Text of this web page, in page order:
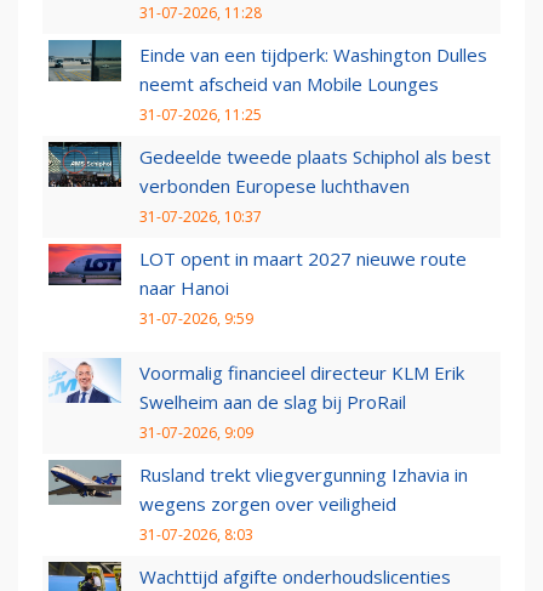
31-07-2026, 11:28
Einde van een tijdperk: Washington Dulles
neemt afscheid van Mobile Lounges
31-07-2026, 11:25
Gedeelde tweede plaats Schiphol als best
verbonden Europese luchthaven
31-07-2026, 10:37
LOT opent in maart 2027 nieuwe route
naar Hanoi
31-07-2026, 9:59
Voormalig financieel directeur KLM Erik
Swelheim aan de slag bij ProRail
31-07-2026, 9:09
Rusland trekt vliegvergunning Izhavia in
wegens zorgen over veiligheid
31-07-2026, 8:03
Wachttijd afgifte onderhoudslicenties